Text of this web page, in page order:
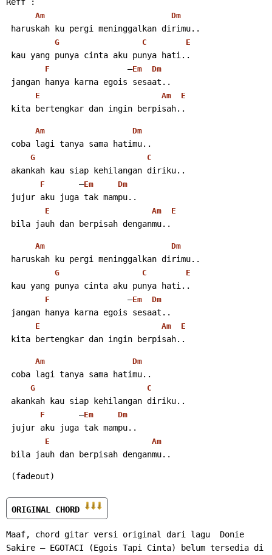
Am Dm
haruskah ku pergi meninggalkan dirimu..
G C E
kau yang punya cinta aku punya hati..
F
                –
Em Dm
jangan hanya karna egois sesaat..
E Am E
kita bertengkar dan ingin berpisah..
Am Dm
coba lagi tanya sama hatimu..
G C
akankah kau siap kehilangan diriku..
F
       –
Em Dm
jujur aku juga tak mampu..
E Am E
bila jauh dan berpisah denganmu..
Am Dm
haruskah ku pergi meninggalkan dirimu..
G C E
kau yang punya cinta aku punya hati..
F
                –
Em Dm
jangan hanya karna egois sesaat..
E Am E
kita bertengkar dan ingin berpisah..
Am Dm
coba lagi tanya sama hatimu..
G C
akankah kau siap kehilangan diriku..
F
       –
Em Dm
jujur aku juga tak mampu..
E Am
bila jauh dan berpisah denganmu..
(fadeout)
ORIGINAL CHORD
Maaf, chord gitar versi original dari lagu  Donie
Sakire – EGOTACI (Egois Tapi Cinta) belum tersedia di